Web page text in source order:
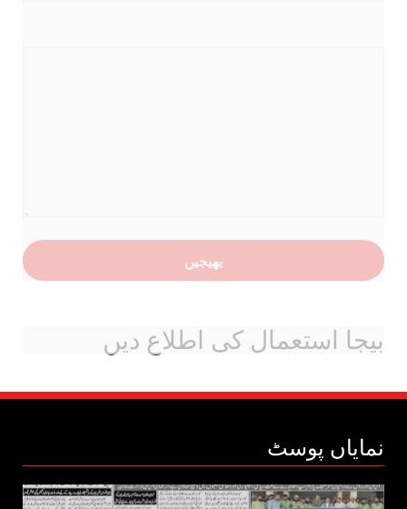
بیجا استعمال کی اطلاع دیں
نمایاں پوسٹ